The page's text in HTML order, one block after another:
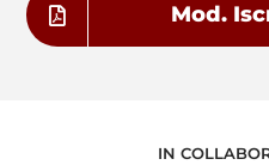
Mod.
IN